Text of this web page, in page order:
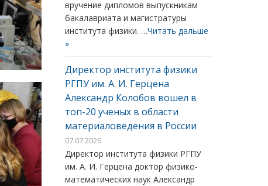
вручение дипломов выпускникам
бакалавриата и магистратуры
института физики. …Читать дальше
»
Директор института физики
РГПУ им. А. И. Герцена
Александр Колобов вошел в
топ-20 ученых в области
материаловедения в России
07.07.2026
Директор института физики РГПУ
им. А. И. Герцена доктор физико-
математических наук Александр